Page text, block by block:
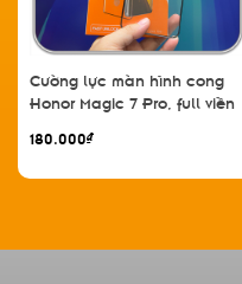
Cường lực màn hình cong
Honor Magic 7 Pro, full viền
180.000₫